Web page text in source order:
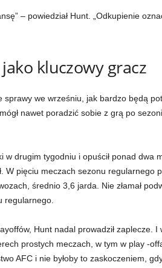
– powiedział Hunt. „Odkupienie
kluczowy gracz
sprawy we wrześniu, jak bardzo będą
nawet poradzić sobie z grą po
w drugim tygodniu i opuścił ponad dwa
W pięciu meczach sezonu regularnego
średnio 3,6 jarda. Nie złamał
regularnego.
Hunt nadal prowadził zaplecze. I
prostych meczach, w tym w play -
AFC i nie byłoby to zaskoczeniem,